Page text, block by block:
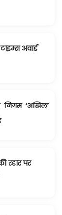
अवार्ड
‘अखिल’
रडार पर